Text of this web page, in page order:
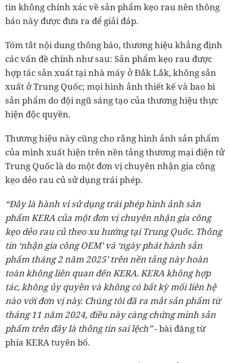
tin không chính xác về sản phẩm kẹo rau nên thông
báo này được đưa ra để giải đáp.
Tóm tắt nội dung thông báo, thương hiệu khẳng định
các vấn đề chính như sau: Sản phẩm kẹo rau được
hợp tác sản xuất tại nhà máy ở Đắk Lắk, không sản
xuất ở Trung Quốc; mọi hình ảnh thiết kế và bao bì
sản phẩm do đội ngũ sáng tạo của thương hiệu thực
hiện độc quyền.
Thương hiệu này cũng cho rằng hình ảnh sản phẩm
của mình xuất hiện trên nền tảng thương mại điện tử
Trung Quốc là do một đơn vị chuyên nhận gia công
kẹo dẻo rau củ sử dụng trái phép.
“Đây là hành vi sử dụng trái phép hình ảnh sản
phẩm KERA của một đơn vị chuyên nhận gia công
kẹo dẻo rau củ theo xu hướng tại Trung Quốc. Thông
tin ‘nhận gia công OEM’ và ‘ngày phát hành sản
phẩm tháng 2 năm 2025’ trên nền tảng này hoàn
toàn không liên quan đến KERA. KERA không hợp
tác, không ủy quyền và không có bất kỳ mối liên hệ
nào với đơn vị này. Chúng tôi đã ra mắt sản phẩm từ
tháng 11 năm 2024, điều này càng chứng minh sản
phẩm trên đây là thông tin sai lệch”- bài đăng từ
phía KERA tuyên bố.